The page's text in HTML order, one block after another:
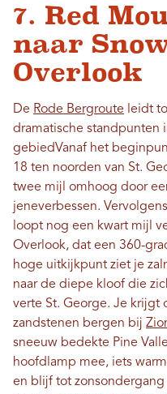
7. Red
naar
Overlook
De Rode Bergroute leidt
dramatische standpunten
gebiedVanaf het
18 ten noorden van St.
twee mijl omhoog door
jeneverbessen.
loopt nog een kwart mijl
Overlook, dat een 360-
hoge uitkijkpunt ziet je
naar de diepe kloof die
verte St. George. Je krijgt
zandstenen bergen bij
sneeuw bedekte Pine
hoofdlamp mee, iets
en blijf tot